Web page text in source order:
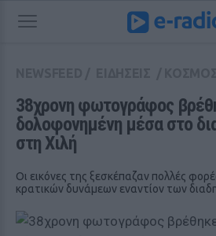
38χρονη φωτογράφος
δολοφονημένη μέσα στο
στη Χιλή
Οι εικόνες της ξεσκέπαζαν πολλές
κρατικών δυνάμεων εναντίον των